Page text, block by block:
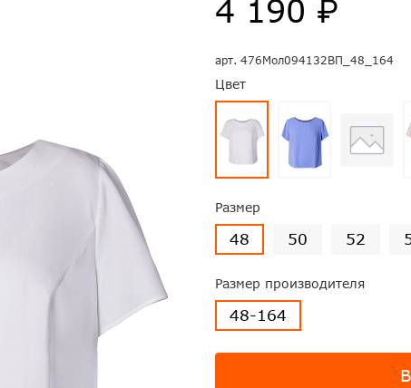
арт. 476Мол094132ВП_48_164
Цвет
Размер
48 50 52
Размер производителя
48-164
4 190 ₽